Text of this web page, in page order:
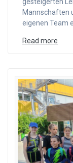
Mannschaften
eigenen Team
Read more